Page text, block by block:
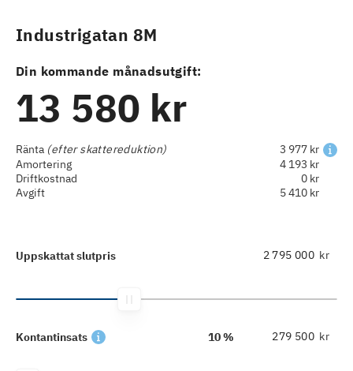
Industrigatan 8M
Din kommande månadsutgift:
13 580 kr
Ränta (efter skattereduktion)
3 977 kr
Amortering
4 193 kr
Driftkostnad
0 kr
Avgift
5 410 kr
Uppskattat slutpris kr
Kontantinsats 10 % kr